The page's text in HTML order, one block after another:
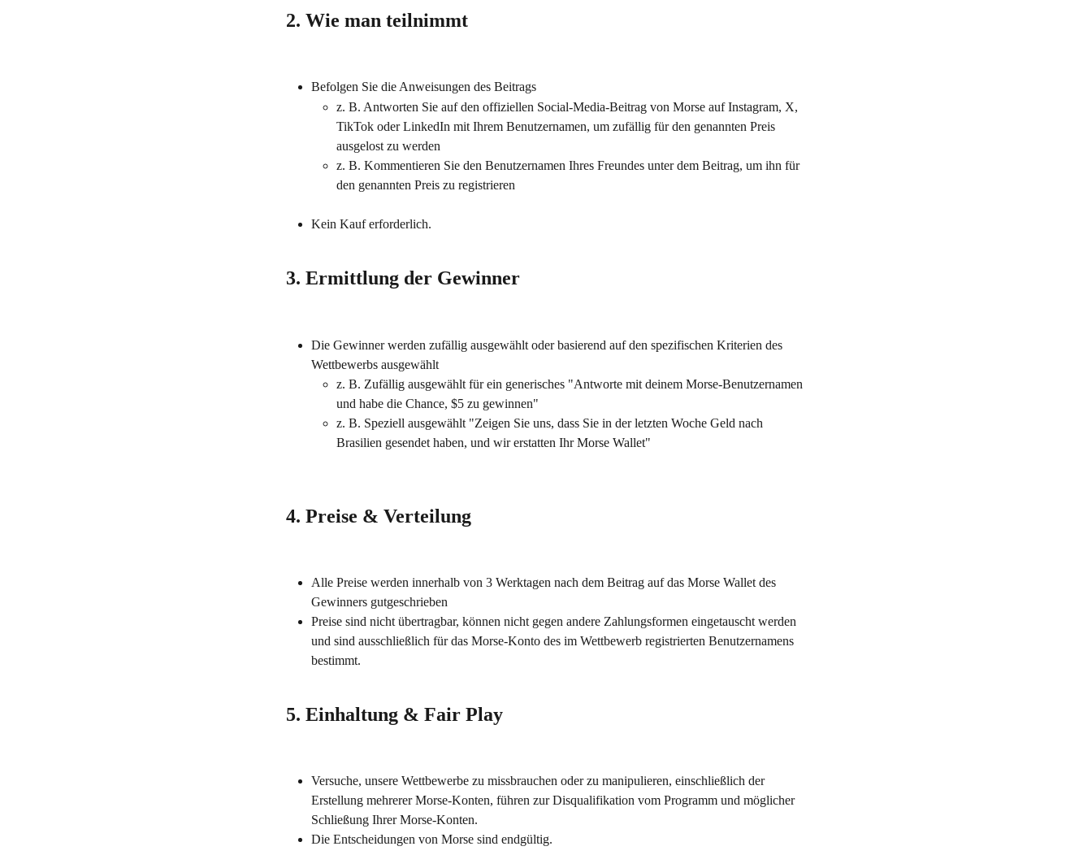
2. Wie man teilnimmt
Befolgen Sie die Anweisungen des Beitrags
z. B. Antworten Sie auf den offiziellen Social-Media-Beitrag von Morse auf Instagram, X,
TikTok oder LinkedIn mit Ihrem Benutzernamen, um zufällig für den genannten Preis
ausgelost zu werden
z. B. Kommentieren Sie den Benutzernamen Ihres Freundes unter dem Beitrag, um ihn für
den genannten Preis zu registrieren
Kein Kauf erforderlich.
3. Ermittlung der Gewinner
Die Gewinner werden zufällig ausgewählt oder basierend auf den spezifischen Kriterien des
Wettbewerbs ausgewählt
z. B. Zufällig ausgewählt für ein generisches "Antworte mit deinem Morse-Benutzernamen
und habe die Chance, $5 zu gewinnen"
z. B. Speziell ausgewählt "Zeigen Sie uns, dass Sie in der letzten Woche Geld nach
Brasilien gesendet haben, und wir erstatten Ihr Morse Wallet"
4. Preise & Verteilung
Alle Preise werden innerhalb von 3 Werktagen nach dem Beitrag auf das Morse Wallet des
Gewinners gutgeschrieben
Preise sind nicht übertragbar, können nicht gegen andere Zahlungsformen eingetauscht werden
und sind ausschließlich für das Morse-Konto des im Wettbewerb registrierten Benutzernamens
bestimmt.
5. Einhaltung & Fair Play
Versuche, unsere Wettbewerbe zu missbrauchen oder zu manipulieren, einschließlich der
Erstellung mehrerer Morse-Konten, führen zur Disqualifikation vom Programm und möglicher
Schließung Ihrer Morse-Konten.
Die Entscheidungen von Morse sind endgültig.